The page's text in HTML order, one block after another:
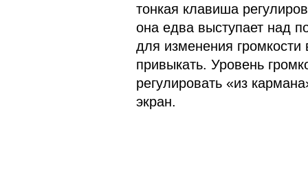
тонкая клавиша
она едва выступает над
для изменения
привыкать. Уровень
регулировать «из
экран.